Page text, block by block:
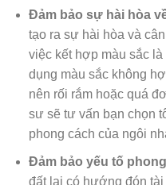
Đảm bảo sự hài hòa
tạo ra sự hài hòa và
việc kết hợp màu sắc
dụng màu sắc không
nên rối rắm hoặc quá
sư sẽ tư vấn bạn chọn
phong cách của ngôi
Đảm bảo yếu tố
đất lại có hướng đón